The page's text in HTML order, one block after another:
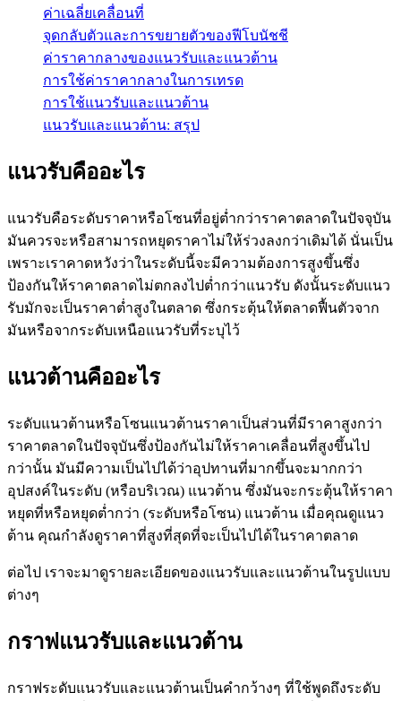
ค่าเฉลี่ยเคลื่อนที่
จุดกลับตัวและการขยายตัวของฟีโบนัชชี
ค่าราคากลางของแนวรับและแนวต้าน
การใช้ค่าราคากลางในการเทรด
การใช้แนวรับและแนวต้าน
แนวรับและแนวต้าน: สรุป
แนวรับคืออะไร
แนวรับคือระดับราคาหรือโซนที่อยู่ต่ำกว่าราคาตลาดในปัจจุบัน
มันควรจะหรือสามารถหยุดราคาไม่ให้ร่วงลงกว่าเดิมได้ นั่นเป็น
เพราะเราคาดหวังว่าในระดับนี้จะมีความต้องการสูงขึ้นซึ่ง
ป้องกันให้ราคาตลาดไม่ตกลงไปต่ำกว่าแนวรับ ดังนั้นระดับแนว
รับมักจะเป็นราคาต่ำสูงในตลาด ซึ่งกระตุ้นให้ตลาดฟื้นตัวจาก
มันหรือจากระดับเหนือแนวรับที่ระบุไว้
แนวต้านคืออะไร
ระดับแนวต้านหรือโซนแนวต้านราคาเป็นส่วนที่มีราคาสูงกว่า
ราคาตลาดในปัจจุบันซึ่งป้องกันไม่ให้ราคาเคลื่อนที่สูงขึ้นไป
กว่านั้น มันมีความเป็นไปได้ว่าอุปทานที่มากขึ้นจะมากกว่า
อุปสงค์ในระดับ (หรือบริเวณ) แนวต้าน ซึ่งมันจะกระตุ้นให้ราคา
หยุดที่หรือหยุดต่ำกว่า (ระดับหรือโซน) แนวต้าน เมื่อคุณดูแนว
ต้าน คุณกำลังดูราคาที่สูงที่สุดที่จะเป็นไปได้ในราคาตลาด
ต่อไป เราจะมาดูรายละเอียดของแนวรับและแนวต้านในรูปแบบ
ต่างๆ
กราฟแนวรับและแนวต้าน
กราฟระดับแนวรับและแนวต้านเป็นคำกว้างๆ ที่ใช้พูดถึงระดับ